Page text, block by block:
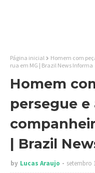
Página inicial
Homem com
rua em MG | Brazil News Informa
Homem
persegue e
| Brazil
by Lucas Araujo setembro